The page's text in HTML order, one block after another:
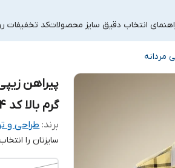
انتخاب دقیق سایز محصولاتکد تخفیفات
مردانه
پیراهن
گرم بالا کد H584
برند: طراحی و
سایزتان را